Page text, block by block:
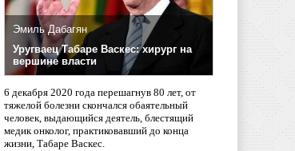
Эмиль Дабагян
Уругваец Табаре Васкес: хирург на
вершине власти
6 декабря 2020 года перешагнув 80 лет, от
тяжелой болезни скончался обаятельный
человек, выдающийся деятель, блестящий
медик онколог, практиковавший до конца
жизни, Табаре Васкес.